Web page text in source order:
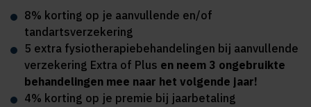
8% korting op je aanvullende en/of
tandartsverzekering
5 extra fysiotherapiebehandelingen bij aanvullende
verzekering Extra of Plus en neem 3 ongebruikte
behandelingen mee naar het volgende jaar!
4% korting op je premie bij jaarbetaling